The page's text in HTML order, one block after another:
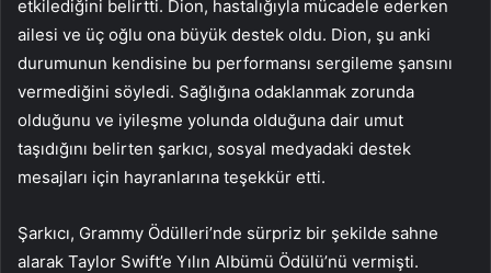
etkilediğini belirtti. Dion, hastalığıyla mücadele ederken
ailesi ve üç oğlu ona büyük destek oldu. Dion, şu anki
durumunun kendisine bu performansı sergileme şansını
vermediğini söyledi. Sağlığına odaklanmak zorunda
olduğunu ve iyileşme yolunda olduğuna dair umut
taşıdığını belirten şarkıcı, sosyal medyadaki destek
mesajları için hayranlarına teşekkür etti.
Şarkıcı, Grammy Ödülleri’nde sürpriz bir şekilde sahne
alarak Taylor Swift’e Yılın Albümü Ödülü’nü vermişti.